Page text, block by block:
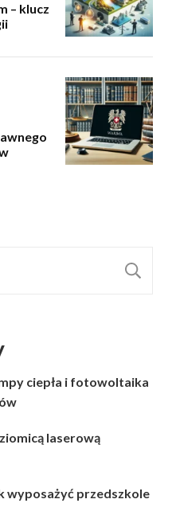
– klucz
ciepła i fotowoltaika
laserową
wyposażyć przedszkole